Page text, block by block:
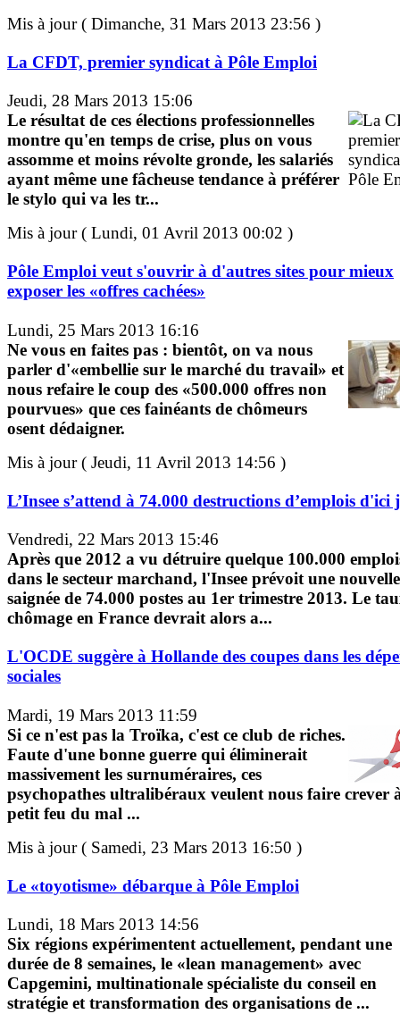
Mis à jour ( Dimanche, 31 Mars 2013 23:56 )
La CFDT, premier syndicat à Pôle Emploi
Jeudi, 28 Mars 2013 15:06
Le résultat de ces élections professionnelles
montre qu'en temps de crise, plus on vous
assomme et moins révolte gronde, les salariés
ayant même une fâcheuse tendance à préférer
le stylo qui va les tr...
Mis à jour ( Lundi, 01 Avril 2013 00:02 )
Pôle Emploi veut s'ouvrir à d'autres sites pour mieux
exposer les «offres cachées»
Lundi, 25 Mars 2013 16:16
Ne vous en faites pas : bientôt, on va nous
parler d'«embellie sur le marché du travail» et
nous refaire le coup des «500.000 offres non
pourvues» que ces fainéants de chômeurs
osent dédaigner.
Mis à jour ( Jeudi, 11 Avril 2013 14:56 )
L’Insee s’attend à 74.000 destructions d’emplois d'ici
Vendredi, 22 Mars 2013 15:46
Après que 2012 a vu détruire quelque 100.000
dans le secteur marchand, l'Insee prévoit une nouvelle
saignée de 74.000 postes au 1er trimestre 2013. Le
chômage en France devrait alors a...
L'OCDE suggère à Hollande des coupes dans les
sociales
Mardi, 19 Mars 2013 11:59
Si ce n'est pas la Troïka, c'est ce club de riches.
Faute d'une bonne guerre qui éliminerait
massivement les surnuméraires, ces
psychopathes ultralibéraux veulent nous faire crever
petit feu du mal ...
Mis à jour ( Samedi, 23 Mars 2013 16:50 )
Le «toyotisme» débarque à Pôle Emploi
Lundi, 18 Mars 2013 14:56
Six régions expérimentent actuellement, pendant une
durée de 8 semaines, le «lean management» avec
Capgemini, multinationale spécialiste du conseil en
stratégie et transformation des organisations de ...